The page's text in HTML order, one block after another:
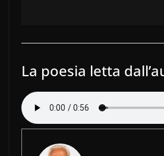
La poesia letta